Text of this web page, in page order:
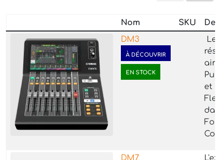
Nom SKU
DM3
À DÉCOUVRIR
EN STOCK
Le
et
DM7